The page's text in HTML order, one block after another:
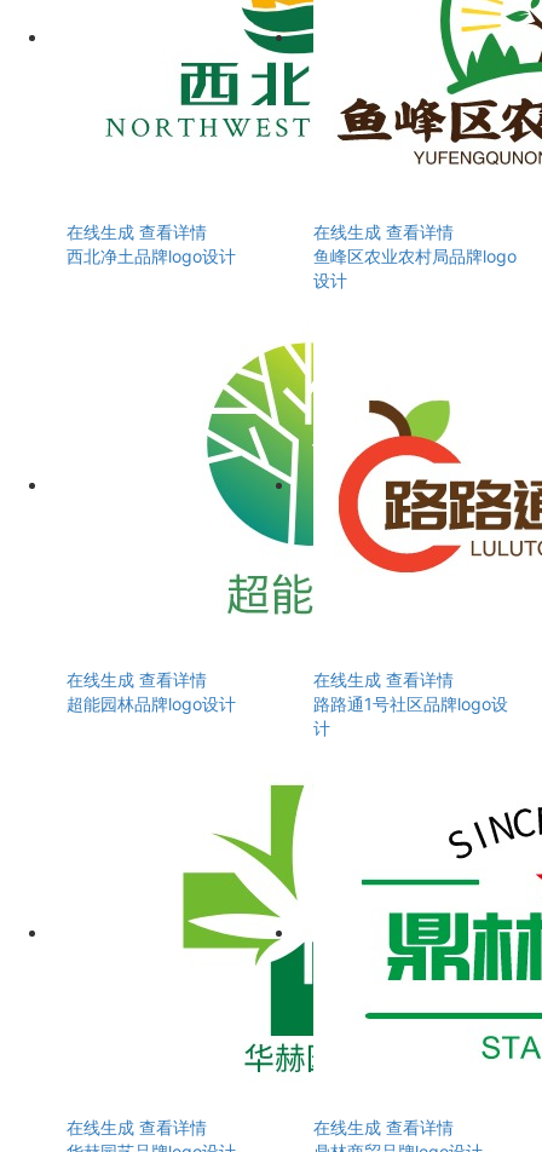
在线生成 查看详情
西北净土品牌logo设计
在线生成 查看详情
鱼峰区农业农村局品牌logo
设计
在线生成 查看详情
超能园林品牌logo设计
在线生成 查看详情
路路通1号社区品牌logo设
计
在线生成 查看详情
在线生成 查看详情